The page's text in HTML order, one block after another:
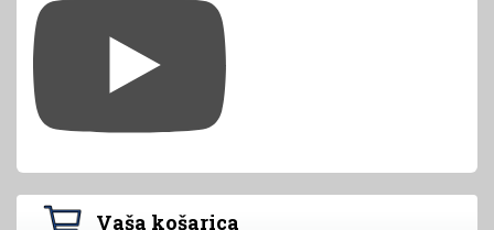
Vaša košarica